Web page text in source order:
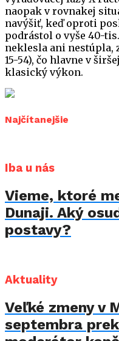
naopak v rovnakej
navýšiť, keď oproti
podrástol o vyše 40-
neklesla ani nestúpla,
15-54), čo hlavne v
klasický výkon.
Najčítanejšie
Iba u nás
Vieme, ktoré
Dunaji. Aký
postavy?
Aktuality
Veľké zmeny v
septembra